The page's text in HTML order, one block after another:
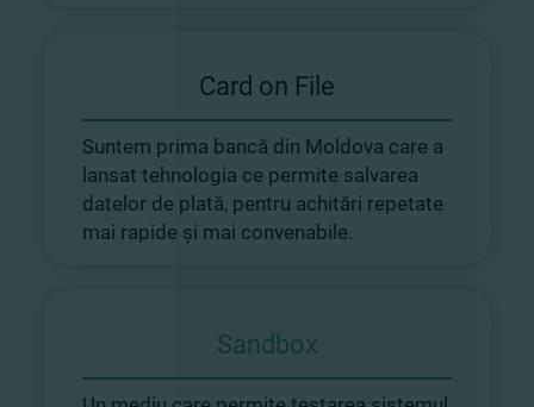
Card on File
Suntem prima bancă din Moldova care a
lansat tehnologia ce permite salvarea
datelor de plată, pentru achitări repetate
mai rapide și mai convenabile.
Sandbox